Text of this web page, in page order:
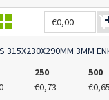
€0,00
315X230X290MM 3MM
250 500
€0,73 €0,65